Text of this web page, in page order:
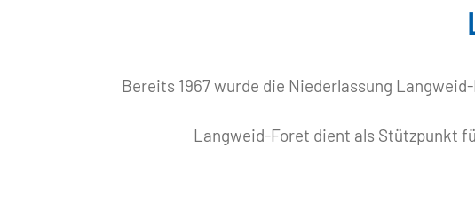
Bereits 1967 wurde die Niederlassung
Langweid-Foret dient als Stützpunkt